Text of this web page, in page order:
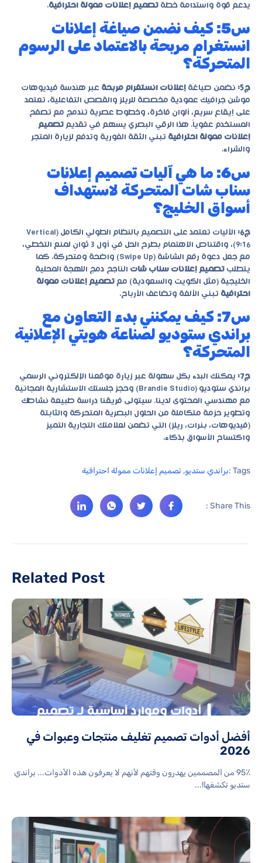
يدعم قوة واستدامة خطة تصميم إعلانات ممولة احترافية.
س5: كيف نضمن صياغة إعلانات
انستغرام مربحة بالاعتماد على الرسوم
المتحركة؟
ج5: نضمن صياغة إعلانات انستغرام مربحة عبر هندسة فيديوهات
موشن جرافيك عمودية مخصصة للريلز والقصص التفاعلية، تعتمد
على إيقاع سريع، ألوان فاخرة، وخطوط عصرية تندمج مع تصفح
المستخدم عفوياً. هذا الرقي البصري يسهم في تقديم تصميم
إعلانات ممولة احترافية تبني الثقة الفورية وتدفع لزيارة المتجر
والشراء.
س6: ما هي آليات تصميم إعلانات
سناب شات المتحركة لاستهداف
أسواق الخليج؟
ج6:
الآليات تعتمد على التصميم بالنظام الطولي الكامل (Vertical
9:16)، واقتناص الاهتمام بطرح الحل في أول 3 ثوانٍ لمنع التخطي،
مع جعل دعوة رفع الشاشة (Swipe Up) واضحة ومتحركة. كما
يتطلب تصميم إعلانات سناب شات الناجح دمج اللهجة المحلية
الخليجية (مثل الكويت والسعودية) مع تصميم إعلانات ممولة
احترافية تبني الألفة وتضاعف الأرباح.
س7: كيف يمكنني بدء التعاون مع
براندي ستوديو لصناعة هويتي الإعلانية
المتحركة؟
ج7:
يمكنك البدء بكل سهولة عبر زيارة موقعنا الإلكتروني الرسمي
براندي ستوديو (Brandie Studio)
وحجز جلستك الاستشارية المجانية
مع مهندسي المحتوى لدينا. سيتولى فريقنا دراسة طبيعة نشاطك
وتطوير حزمة متكاملة من الحلول البصرية المتحركة والثابتة
(فيديوهات، بنرات، ريلز) التي تضمن لعلامتك التجارية التميز
واكتساح الأسواق بذكاء.
Tags : براندي ستديو, تصميم إعلانات ممولة احترافية
Share This :
Related Post
أفضل أدوات تصميم تغليف منتجات وعبوات في
2026
95٪ من المصممين يهدرون وقتهم لأنهم لا يعرفون هذه الأدوات... براندي
ستديو تكشفها!...